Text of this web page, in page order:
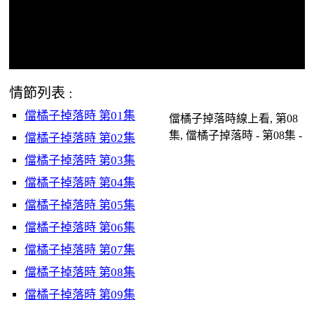
情節列表 :
儅橘子掉落時 第01集
儅橘子掉落時 第02集
儅橘子掉落時 第03集
儅橘子掉落時 第04集
儅橘子掉落時 第05集
儅橘子掉落時 第06集
儅橘子掉落時 第07集
儅橘子掉落時 第08集
儅橘子掉落時 第09集
儅橘子掉落時線上看, 第08
集, 儅橘子掉落時 - 第08集 -